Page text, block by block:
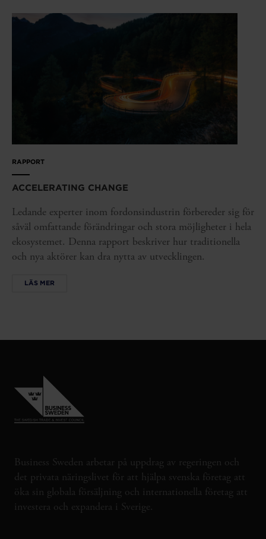
RAPPORT
ACCELERATING CHANGE
Ledande experter inom fordonsindustrin förbereder sig för
såväl omfattande förändringar och stora möjligheter i hela
ekosystemet. Denna rapport beskriver hur traditionella
och nya aktörer kan dra nytta av utvecklingen.
LÄS MER
Business Sweden arbetar på uppdrag av regeringen och
det privata näringslivet för att hjälpa svenska företag att
öka sin globala försäljning och internationella företag att
investera och expandera i Sverige.